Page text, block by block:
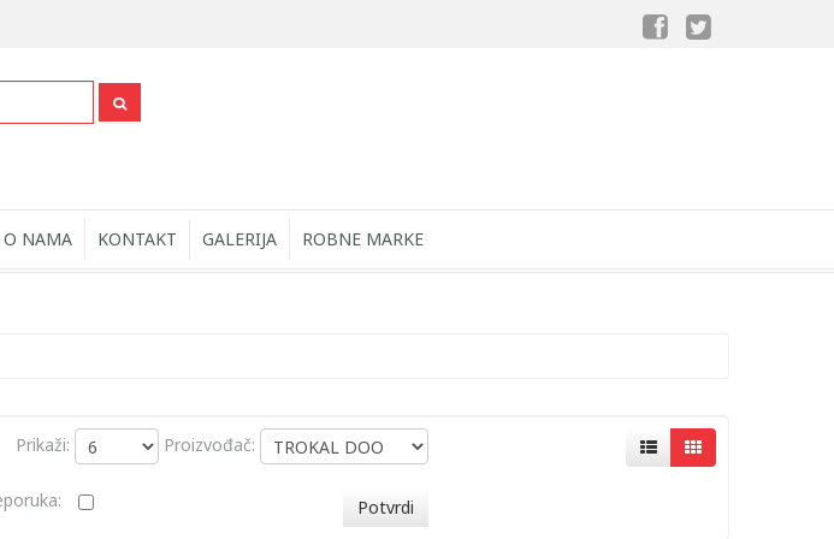
O NAMA KONTAKT GALERIJA ROBNE MARKE
Prikaži: Proizvođač:
Potvrdi